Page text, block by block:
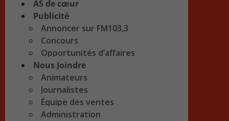
AS de cœur
Publicité
Annoncer sur FM103,3
Concours
Opportunités d’affaires
Nous Joindre
Animateurs
Journalistes
Équipe des ventes
Administration